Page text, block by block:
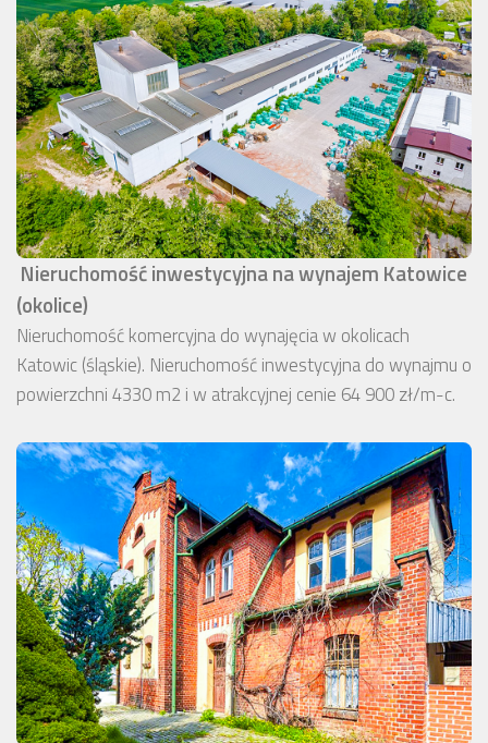
Nieruchomość inwestycyjna na wynajem Katowice
(okolice)
Nieruchomość komercyjna do wynajęcia w okolicach
Katowic (śląskie). Nieruchomość inwestycyjna do wynajmu o
powierzchni 4330 m2 i w atrakcyjnej cenie 64 900 zł/m-c.